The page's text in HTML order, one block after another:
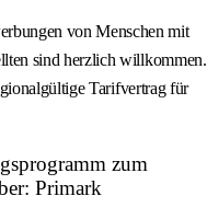
von Menschen mit
sind herzlich willkommen.
Tarifvertrag für
zum
Primark